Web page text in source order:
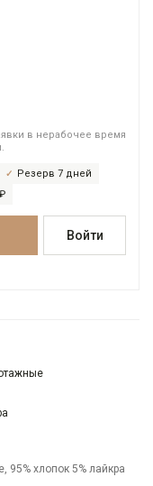
в нерабочее время
Резерв 7 дней
Войти
95% хлопок 5% лайкра